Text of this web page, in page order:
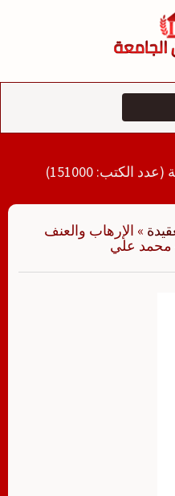
الكتب: 151000)
» الإرهاب والعنف
محمد علي